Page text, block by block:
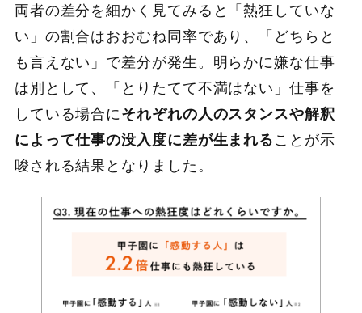
両者の差分を細かく見てみると「熱狂していな
い」の割合はおおむね同率であり、「どちらと
も言えない」で差分が発生。明らかに嫌な仕事
は別として、「とりたてて不満はない」仕事を
している場合に それぞれの人のスタンスや解釈
によって仕事の没入度に差が生まれる ことが示
唆される結果となりました。